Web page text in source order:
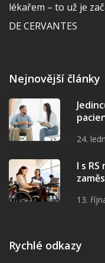
lékařem – to už je
DE CERVANTES
Nejnovější články
24.
I s
13.
Rychlé odkazy